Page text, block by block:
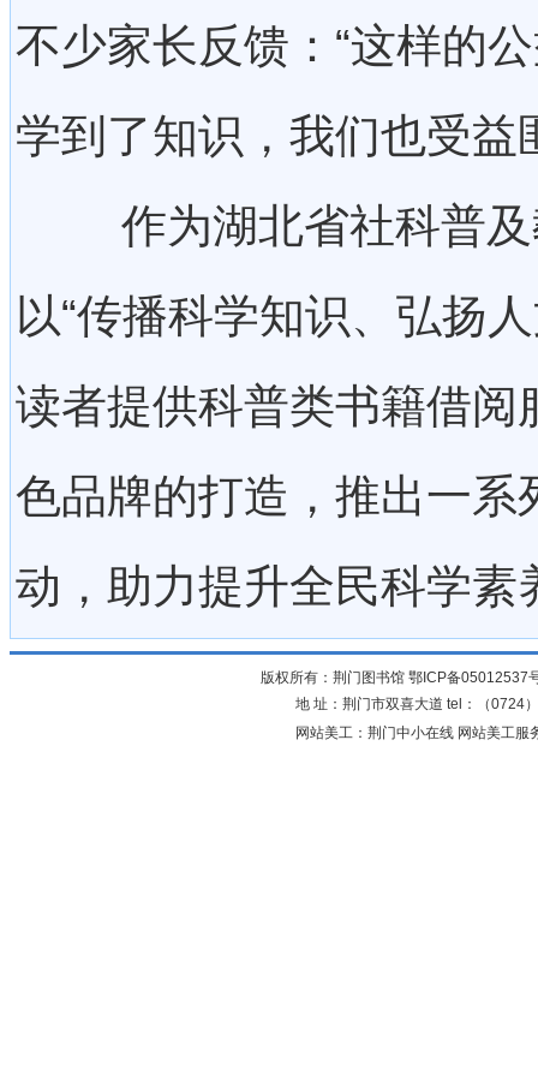
不少家长反馈：“这样的
学到了知识，我们也受益
作为湖北省社科普及
以“传播科学知识、弘扬
读者提供科普类书籍借阅
色品牌的打造，推出一
动，助力提升全民科学素
版权所有：荆门图书馆 鄂ICP备05012537
地 址：荆门市双喜大道 tel：（0724
网站美工：荆门中小在线 网站美工